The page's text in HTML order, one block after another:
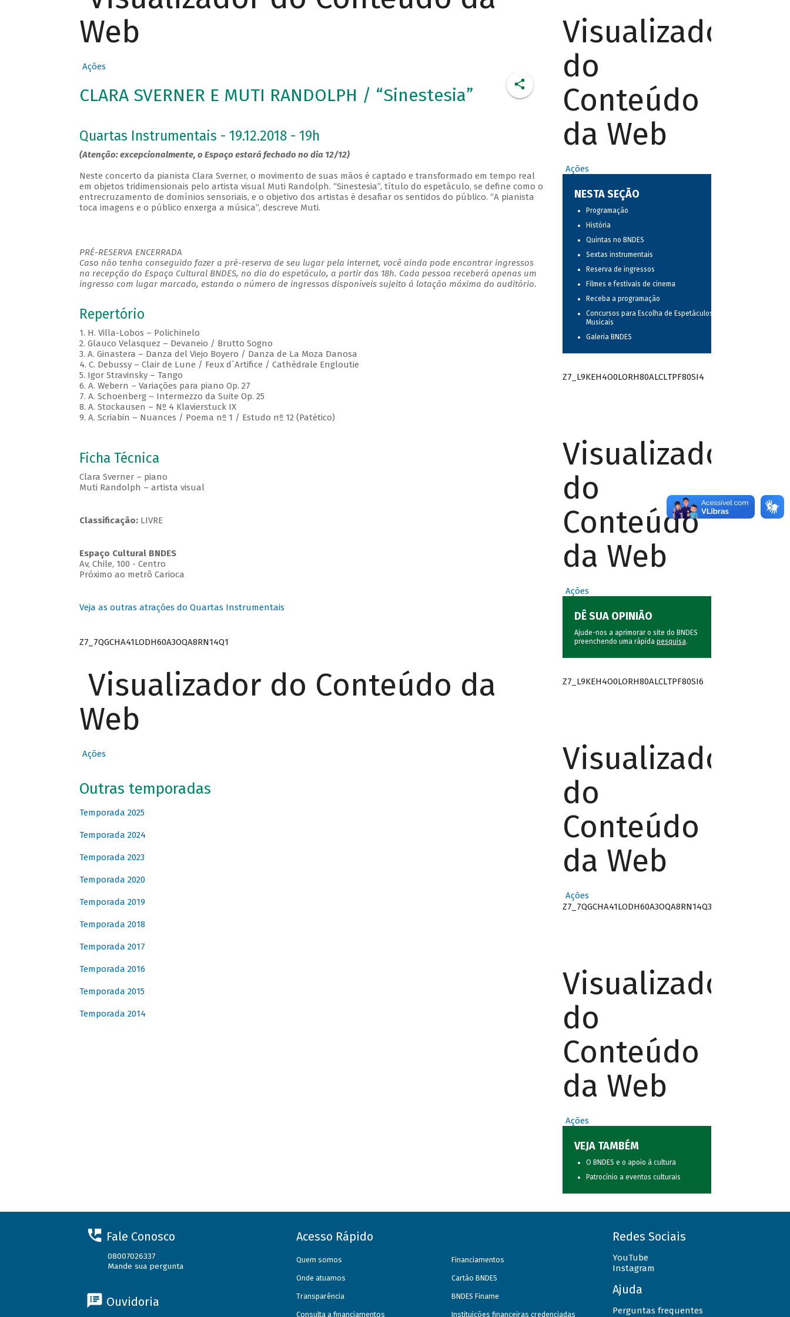
Web
Ações
CLARA SVERNER E MUTI RANDOLPH / “Sinestesia”
Quartas Instrumentais - 19.12.2018 - 19h
(Atenção: excepcionalmente, o Espaço estará fechado no dia 12/12)
Neste concerto da pianista Clara Sverner, o movimento de suas mãos é captado e transformado em tempo real
em objetos tridimensionais pelo artista visual Muti Randolph. “Sinestesia”, título do espetáculo, se define como o
entrecruzamento de domínios sensoriais, e o objetivo dos artistas é desafiar os sentidos do público. “A pianista
toca imagens e o público enxerga a música”, descreve Muti.
PRÉ-RESERVA ENCERRADA
Caso não tenha conseguido fazer a pré-reserva de seu lugar pela internet, você ainda pode encontrar ingressos
na recepção do Espaço Cultural BNDES, no dia do espetáculo, a partir das 18h. Cada pessoa receberá apenas um
ingresso com lugar marcado, estando o número de ingressos disponíveis sujeito à lotação máxima do auditório.
Repertório
1. H. Villa-Lobos – Polichinelo
2. Glauco Velasquez – Devaneio / Brutto Sogno
3. A. Ginastera – Danza del Viejo Boyero / Danza de La Moza Danosa
4. C. Debussy – Clair de Lune / Feux d´Artifice / Cathédrale Engloutie
5. Igor Stravinsky – Tango
6. A. Webern – Variações para piano Op. 27
7. A. Schoenberg – Intermezzo da Suite Op. 25
8. A. Stockausen – Nº 4 Klavierstuck IX
9. A. Scriabin – Nuances / Poema nº 1 / Estudo nº 12 (Patético)
Ficha Técnica
Clara Sverner – piano
Muti Randolph – artista visual
Classificação: LIVRE
Espaço Cultural BNDES
Av, Chile, 100 - Centro
Próximo ao metrô Carioca
Veja as outras atrações do Quartas Instrumentais
Z7_7QGCHA41LODH60A3OQA8RN14Q1
Visualizador do Conteúdo da
Web
Ações
Outras temporadas
Temporada 2025
Temporada 2024
Temporada 2023
Temporada 2020
Temporada 2019
Temporada 2018
Temporada 2017
Temporada 2016
Temporada 2015
Temporada 2014
Visualizador
do
Conteúdo
da Web
Ações
NESTA SEÇÃO
Programação
História
Quintas no BNDES
Sextas instrumentais
Reserva de ingressos
Filmes e festivais de cinema
Receba a programação
Concursos para Escolha de Espetáculos
Musicais
Galeria BNDES
Z7_L9KEH4O0LORH80ALCLTPF80SI4
Visualizador
do
Conteúdo
da Web
Ações
DÊ SUA OPINIÃO
Ajude-nos a aprimorar o site do BNDES
preenchendo uma rápida pesquisa.
Z7_L9KEH4O0LORH80ALCLTPF80SI6
Visualizador
do
Conteúdo
da Web
Ações
Z7_7QGCHA41LODH60A3OQA8RN14Q3
Visualizador
do
Conteúdo
da Web
Ações
VEJA TAMBÉM
O BNDES e o apoio à cultura
Patrocínio a eventos culturais
Fale Conosco
08007026337
Mande sua pergunta
Ouvidoria
Acesso Rápido
Quem somos
Onde atuamos
Transparência
Consulta a financiamentos
Financiamentos
Cartão BNDES
BNDES Finame
Instituições financeiras credenciadas
Redes Sociais
YouTube
Instagram
Ajuda
Perguntas frequentes